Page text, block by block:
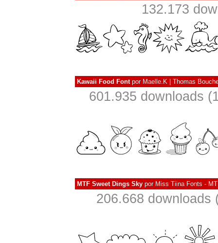
132.173
Kawaii Food Fontpor Maelle.K | Thomas
601.935 downloads
MTF Sweet Dings Sky por Miss Tiina Fonts -
206.668 downloads